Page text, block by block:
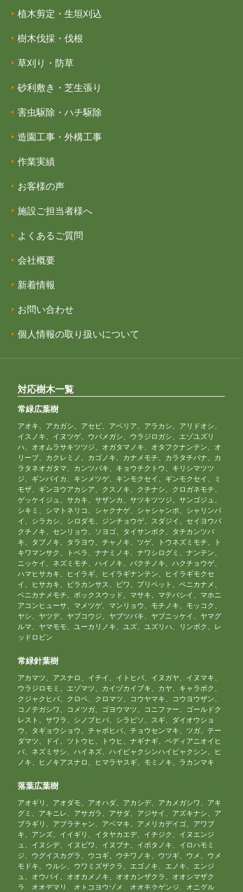
植木剪定・生垣刈込
樹木伐採・伐根
草刈り・防草
砂利敷き・芝生張り
害虫駆除・ハチ駆除
造園工事・外構工事
作業実績
お客様の声
施設ご担当者様へ
よくあるご質問
会社概要
新着情報
お問い合わせ
個人情報の取り扱いについて
対応樹木一覧
常緑広葉樹
アオキ、アカガシ、アセビ、アベリア、アラカシ、アリドオシ、
イスノキ、イヌツゲ、ウバメガシ、ウラジロガシ、エゾユズリ
ハ、オオムラサキツツジ、オガタマノキ、オタフクナンテン、オ
リーブ、カクレミノ、カゴノキ、カナメモチ、カラタチバナ、カ
ラタネオガタマ、カンツバキ、キョウチクトウ、キリシマツツ
ジ、ギンバイカ、キンメツゲ、キンモクセイ、ギンモクセイ、ミ
モザ、ギンヨウアカシア、クスノキ、クチナシ、クロガネモチ、
ゲッケイジュ、サカキ、サザンカ、サツキツツジ、サンゴジュ、
シキミ、シマトネリコ、シャクナゲ、シャシャンポ、シャリンバ
イ、シラカシ、シロダモ、ジンチョウゲ、スダジイ、セイヨウバ
クチノキ、センリョウ、ソヨゴ、タイサンボク、タチカンツバ
キ、タブノキ、タラヨウ、チャノキ、ツゲ、トウネズミモチ、ト
キワマンサク、トベラ、ナナミノキ、ナワシログミ、ナンテン、
ニッケイ、ネズミモチ、ハイノキ、バクチノキ、ハクチョウゲ、
ハマヒサカキ、ヒイラギ、ヒイラギナンテン、ヒイラギモクセ
イ、ヒサカキ、ピラカンサス、ビワ、プリペット、ベニカナメ、
ベニカナメモチ、ボックスウッド、マサキ、マテバシイ、マホニ
アコンヒューサ、マメツゲ、マンリョウ、モチノキ、モッコク、
ヤシ、ヤツデ、ヤブコウジ、ヤブツバキ、ヤブニッケイ、ヤマグ
ルマ、ヤマモモ、ユーカリノキ、ユズ、ユズリハ、リンボク、レ
ッドロビン
常緑針葉樹
アカマツ、アスナロ、イチイ、イトヒバ、イヌガヤ、イヌマキ、
ウラジロモミ、エゾマツ、カイヅカイブキ、カヤ、キャラボク、
クジャクヒバ、クロベ、クロマツ、コウヤマキ、コウヨウザン、
コノテガシワ、コメツガ、ゴヨウマツ、コニファー、ゴールドク
レスト、サワラ、シノブヒバ、シラビソ、スギ、ダイオウショ
ウ、タギョウショウ、チャボヒバ、チョウセンマキ、ツガ、テー
ダマツ、ドイ、ツトウヒ、トウヒ、ナギナギ、ペディアニオイヒ
バ、ネズミサシ、ハイネズ、ハイビャクシンハイビャクシン、ヒ
ノキ、ヒノキアスナロ、ヒマラヤスギ、モミノキ、ラカンマキ
落葉広葉樹
アオギリ、アオダモ、アオハダ、アカシデ、アカメガシワ、アキ
グミ、アキニレ、アサガラ、アサダ、アジサイ、アズキナシ、ア
ブラギリ、アブラチャン、アベマキ、アメリカデイゴ、アワブ
キ、アンズ、イイギリ、イタヤカエデ、イチジク、イヌエンジ
ュ、イヌシデ、イヌビワ、イヌブナ、イボタノキ、イロハモミ
ジ、ウグイスカグラ、ウコギ、ウチワノキ、ウツギ、ウメ、ウメ
モドキ、ウルシ、ウワミズザクラ、エゴノキ、エノキ、エンジ
ュ、オウバイ、オオカメノキ、オオカンザクラ、オオシマザク
ラ、オオデマリ、オトコヨウゾメ、オオモクゲンジ、オニグル